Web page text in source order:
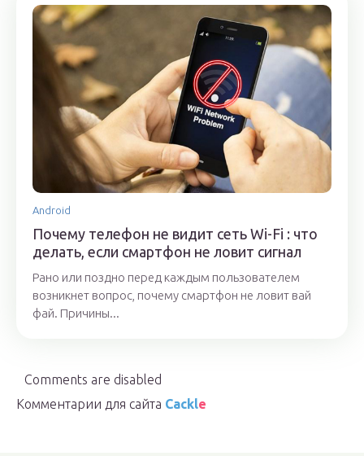
Android
Почему телефон не видит сеть Wi-Fi : что
делать, если смартфон не ловит сигнал
Рано или поздно перед каждым пользователем
возникнет вопрос, почему смартфон не ловит вай
фай. Причины...
Comments are disabled
Комментарии для сайта Cackle